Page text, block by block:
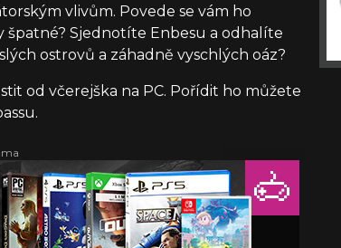
vlivům. Povede se vám ho
špatné? Sjednotíte Enbesu a odhalíte
ostrovů a záhadně vyschlých oáz?
od včerejška na PC. Pořídit ho můžete